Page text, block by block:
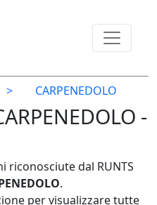
> CARPENEDOLO
-
riconosciute dal RUNTS
.
per visualizzare tutte